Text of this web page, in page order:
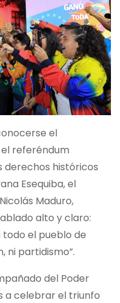
el
referéndum
derechos históricos
Esequiba, el
Maduro,
alto y claro:
el pueblo de
ni partidismo”.
del Poder
a celebrar el triunfo